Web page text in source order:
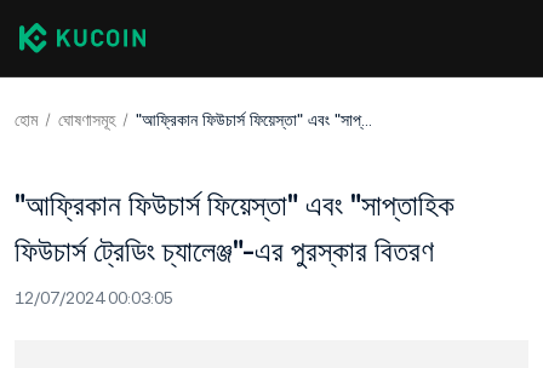
হোম ঘোষণাসমূহ "আফ্রিকান ফিউচার্স ফিয়েস্তা" এবং "সাপ্তাহিক ফিউচার্স ট্রেডিং চ্যালেঞ্জ"-এর পুরস্কার বিতরণ
"আফ্রিকান ফিউচার্স ফিয়েস্তা" এবং "সাপ্তাহিক
ফিউচার্স ট্রেডিং চ্যালেঞ্জ"-এর পুরস্কার বিতরণ
12/07/2024 00:03:05